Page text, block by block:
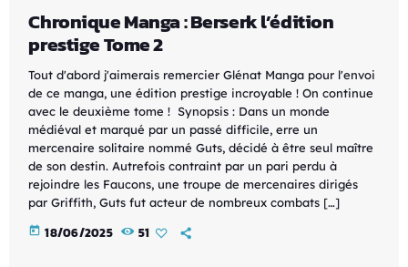
Chronique Manga : Berserk l’édition
prestige Tome 2
Tout d'abord j'aimerais remercier Glénat Manga pour l'envoi
de ce manga, une édition prestige incroyable ! On continue
avec le deuxième tome ! Synopsis : Dans un monde
médiéval et marqué par un passé difficile, erre un
mercenaire solitaire nommé Guts, décidé à être seul maître
de son destin. Autrefois contraint par un pari perdu à
rejoindre les Faucons, une troupe de mercenaires dirigés
par Griffith, Guts fut acteur de nombreux combats […]
today 18/06/2025 51